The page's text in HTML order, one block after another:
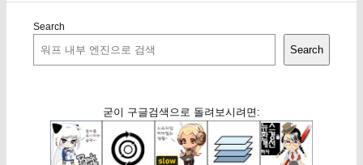
Search
Search
굳이 구글검색으로 돌려보시려면: